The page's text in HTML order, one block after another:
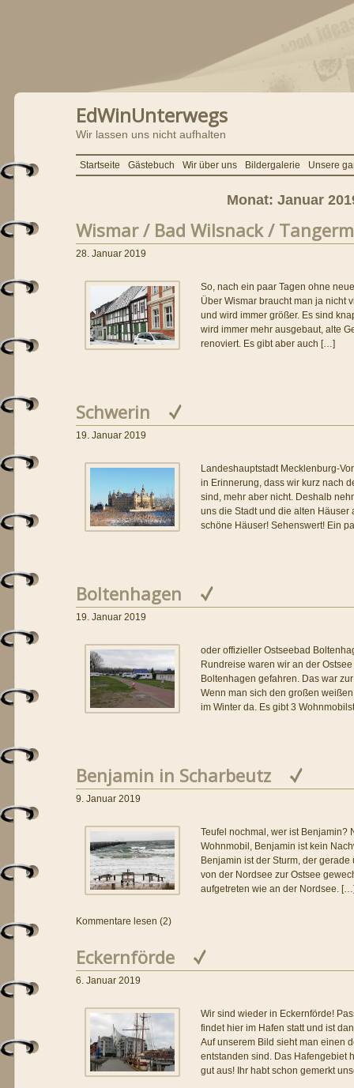
EdWinUnterwegs
Wir lassen uns nicht aufhalten
Startseite Gästebuch Wir über uns Bildergalerie Unsere
Monat: Januar
Wismar / Bad Wilsnack /
28. Januar 2019
So, nach ein paar Tagen ohne
Über Wismar braucht man ja nicht
und wird immer größer. Es sind
wird immer mehr ausgebaut, alte
renoviert. Es gibt aber auch […]
Schwerin
19. Januar 2019
Landeshauptstadt Mecklenburg-
in Erinnerung, dass wir kurz nach
sind, mehr aber nicht. Deshalb
uns die Stadt und die alten
schöne Häuser! Sehenswert! Ein
Boltenhagen
19. Januar 2019
oder offizieller Ostseebad
Rundreise waren wir an der
Boltenhagen gefahren. Das war
Wenn man sich den großen
im Winter da. Es gibt 3
Benjamin in Scharbeutz
9. Januar 2019
Teufel nochmal, wer ist Benjamin?
Wohnmobil, Benjamin ist kein
Benjamin ist der Sturm, der
von der Nordsee zur Ostsee
aufgetreten wie an der Nordsee.
Kommentare lesen (2)
Eckernförde
6. Januar 2019
Wir sind wieder in Eckernförde!
findet hier im Hafen statt und ist
Auf unserem Bild sieht man einen
entstanden sind. Das Hafengebiet
gut aus! Ihr habt schon gemerkt